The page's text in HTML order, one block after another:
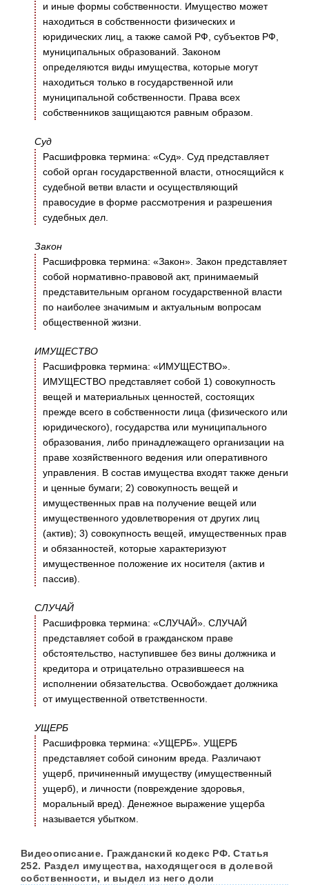
и иные формы собственности. Имущество может
находиться в собственности физических и
юридических лиц, а также самой РФ, субъектов РФ,
муниципальных образований. Законом
определяются виды имущества, которые могут
находиться только в государственной или
муниципальной собственности. Права всех
собственников защищаются равным образом.
Суд
Расшифровка термина: «Суд». Суд представляет
собой орган государственной власти, относящийся к
судебной ветви власти и осуществляющий
правосудие в форме рассмотрения и разрешения
судебных дел.
Закон
Расшифровка термина: «Закон». Закон представляет
собой нормативно-правовой акт, принимаемый
представительным органом государственной власти
по наиболее значимым и актуальным вопросам
общественной жизни.
ИМУЩЕСТВО
Расшифровка термина: «ИМУЩЕСТВО».
ИМУЩЕСТВО представляет собой 1) совокупность
вещей и материальных ценностей, состоящих
прежде всего в собственности лица (физического или
юридического), государства или муниципального
образования, либо принадлежащего организации на
праве хозяйственного ведения или оперативного
управления. В состав имущества входят также деньги
и ценные бумаги; 2) совокупность вещей и
имущественных прав на получение вещей или
имущественного удовлетворения от других лиц
(актив); 3) совокупность вещей, имущественных прав
и обязанностей, которые характеризуют
имущественное положение их носителя (актив и
пассив).
СЛУЧАЙ
Расшифровка термина: «СЛУЧАЙ». СЛУЧАЙ
представляет собой в гражданском праве
обстоятельство, наступившее без вины должника и
кредитора и отрицательно отразившееся на
исполнении обязательства. Освобождает должника
от имущественной ответственности.
УЩЕРБ
Расшифровка термина: «УЩЕРБ». УЩЕРБ
представляет собой синоним вреда. Различают
ущерб, причиненный имуществу (имущественный
ущерб), и личности (повреждение здоровья,
моральный вред). Денежное выражение ущерба
называется убытком.
Видеоописание. Гражданский кодекс РФ. Статья
252. Раздел имущества, находящегося в долевой
собственности, и выдел из него доли